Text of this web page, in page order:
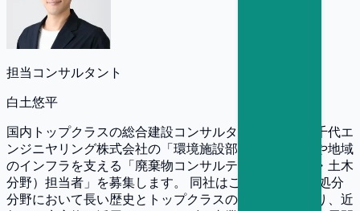
担当コンサルタント
白土悠平
国内トップクラスの総合建設コンサルタントである八千代エ
ンジニヤリング株式会社の「環境施設部」にて、行政や地域
のインフラを支える「廃棄物コンサルティング（計画・土木
分野）担当者」を募集します。 同社はごみ処理・最終処分
分野において長い歴史とトップクラスの売上実績を誇り、近